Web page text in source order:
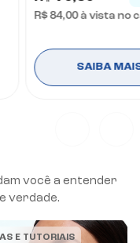
R$ 84,00à vista no
SAIBA
você a entender
verdade.
E TUTORIAIS